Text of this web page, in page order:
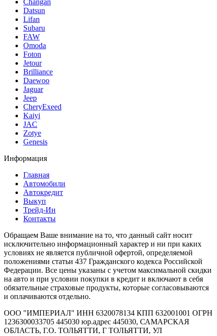
Changan
Datsun
Lifan
Subaru
FAW
Omoda
Foton
Jetour
Brilliance
Daewoo
Jaguar
Jeep
CheryExeed
Kaiyi
JAC
Zotye
Genesis
Информация
Главная
Автомобили
Автокредит
Выкуп
Трейд-Ин
Контакты
Обращаем Ваше внимание на то, что данный сайт носит
исключительно информационный характер и ни при каких
условиях не является публичной офертой, определяемой
положениями статьи 437 Гражданского кодекса Российской
Федерации. Все цены указаны с учетом максимальной скидки
на авто и при условии покупки в кредит и включают в себя
обязательные страховые продукты, которые согласовываются
и оплачиваются отдельно.
ООО "ИМПЕРИАЛ" ИНН 6320078134 КПП 632001001 ОГРН
1236300033705 445030 юр.адрес 445030, САМАРСКАЯ
ОБЛАСТЬ, Г.О. ТОЛЬЯТТИ, Г ТОЛЬЯТТИ, УЛ